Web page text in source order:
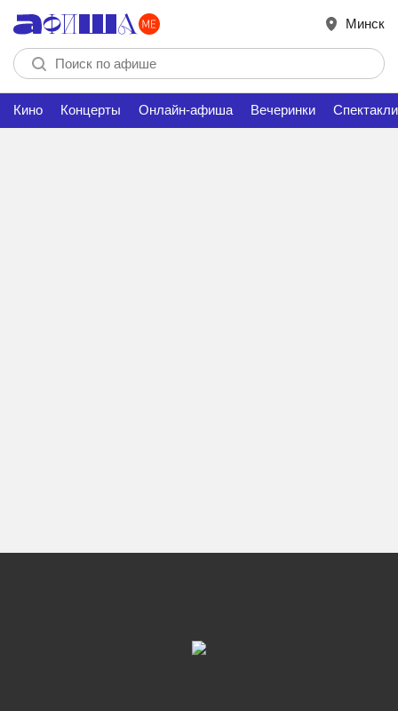
Минск
Кино Концерты Онлайн-афиша Вечеринки Спектакли